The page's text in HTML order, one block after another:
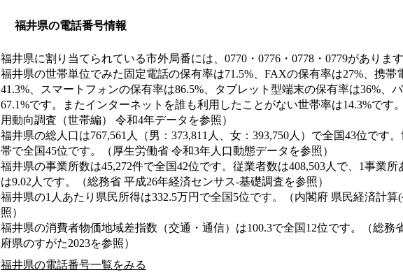
福井県の電話番号情報
福井県に割り当てられている市外局番には、0770・0776・0778・0779があります
福井県の世帯単位でみた固定電話の保有率は71.5%、FAXの保有率は27%、携帯
41.3%、スマートフォンの保有率は86.5%、タブレット型端末の保有率は36%、
67.1%です。またインターネットを誰も利用したことがない世帯率は14.3%です
用動向調査（世帯編） 令和4年データを参照）
福井県の総人口は767,561人（男：373,811人、女：393,750人）で全国43位です
帯で全国45位です。（厚生労働省 令和3年人口動態データを参照）
福井県の事業所数は45,272件で全国42位です。従業者数は408,503人で、1事業
は9.02人です。（総務省 平成26年経済センサス‐基礎調査を参照）
福井県の1人あたり県民所得は332.5万円で全国5位です。（内閣府 県民経済計算
照）
福井県の消費者物価地域差指数（交通・通信）は100.3で全国12位です。（総務
府県のすがた2023を参照）
福井県の電話番号一覧をみる